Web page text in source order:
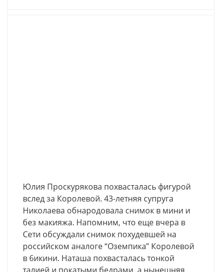
Юлия Проскурякова похвасталась фиrypой
вслед за Королевой. 43-летняя супруга
Николаева обнародовала снимок в мини и
без макияжа. Напомним, что еще вчера в
Сети обсуждали снимок похудевшей на
российском аналоге “Оземпика” Королевой
в 6икини. Наташа похвасталась тонкой
талией и покатыми бедрами, а нынешняя